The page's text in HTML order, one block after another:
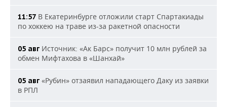
11:57 В Екатеринбурге отложили старт Спартакиады
по хоккею на траве из-за ракетной опасности
05 авг Источник: «Ак Барс» получит 10 млн рублей за
обмен Мифтахова в «Шанхай»
05 авг «Рубин» отзаявил нападающего Даку из заявки
в РПЛ